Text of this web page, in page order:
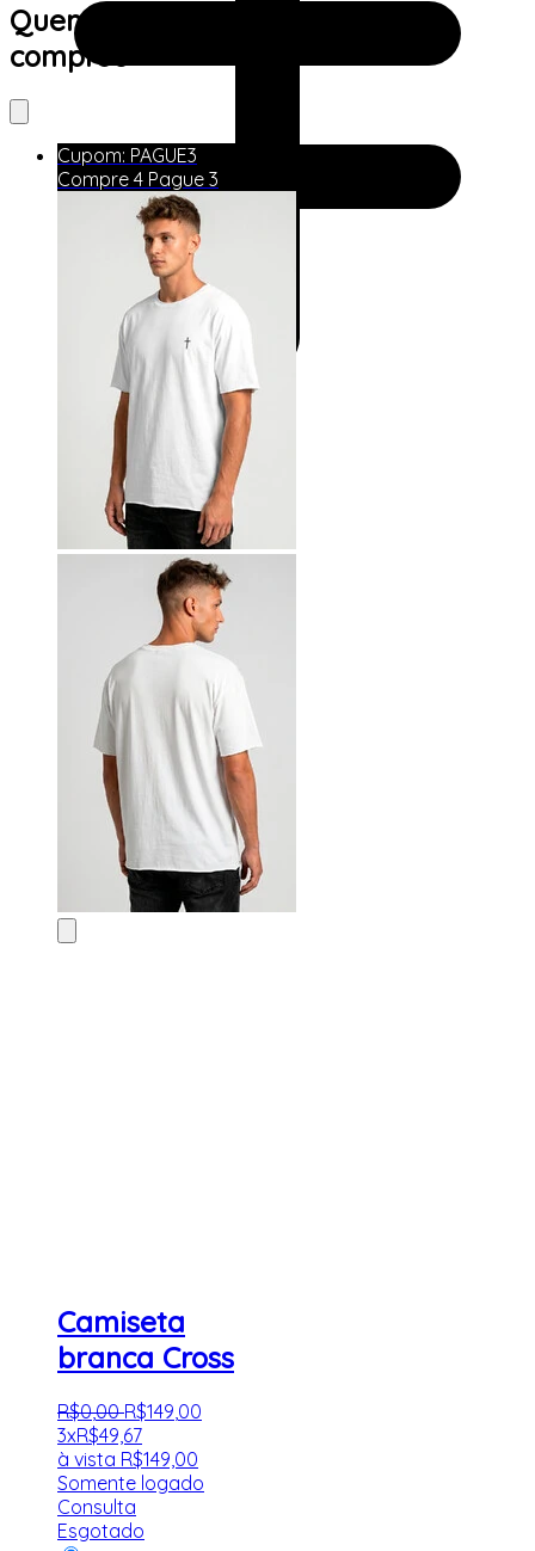
Quem viu este produto também
comprou
Camiseta
branca Cross
R$0,00 R$149 00
3xR$49,67
à vista R$149,00
Somente logado
Consulta
Esgotado